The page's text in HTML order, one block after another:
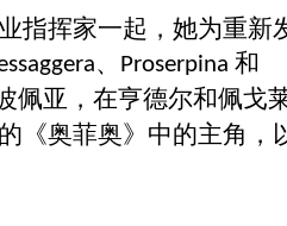
指挥家一起，她为重新
、 Proserpina 和
佩亚，在亨德尔和佩戈
《奥菲奥》中的主角，